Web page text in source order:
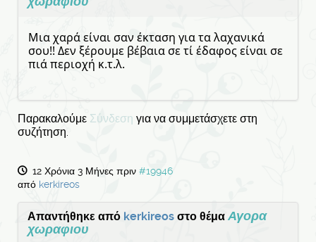
Μια χαρά είναι σαν έκταση για τα λαχανικά
σου!! Δεν ξέρουμε βέβαια σε τί έδαφος είναι σε
πιά περιοχή κ.τ.λ.
Παρακαλούμε Σύνδεση για να συμμετάσχετε στη
συζήτηση.
12 Χρόνια 3 Μήνες πριν #19946
από kerkireos
Απαντήθηκε από kerkireos στο θέμα Αγορα
χωραφιου